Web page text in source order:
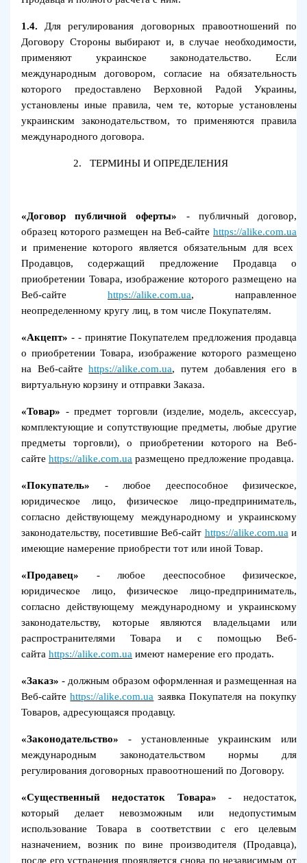
1.4. Для регулирования договорных правоотношений по
Договору Стороны выбирают и, в случае необходимости,
применяют украинское законодательство. Если
международным договором, согласие на обязательность
которого предоставлено Верховной Радой Украины,
установлены иные правила, чем те, которые установлены
украинским законодательством, то применяются правила
международного договора.
2. ТЕРМИНЫ И ОПРЕДЕЛЕНИЯ
«Договор публичной оферты» - публичный договор,
образец которого размещен на Веб-сайте https://alike.com.ua
и применение которого является обязательным для всех
Продавцов, содержащий предложение Продавца о
приобретении Товара, изображение которого размещено на
Веб-сайте https://alike.com.ua, направленное
неопределенному кругу лиц, в том числе Покупателям.
«Акцепт» - - принятие Покупателем предложения продавца
о приобретении Товара, изображение которого размещено
на Веб-сайтеhttps://alike.com.ua, путем добавления его в
виртуальную корзину и отправки Заказа.
«Товар» - предмет торговли (изделие, модель, аксессуар,
комплектующие и сопутствующие предметы, любые другие
предметы торговли), о приобретении которого на Веб-
сайте https://alike.com.ua размещено предложение продавца.
«Покупатель» - любое дееспособное физическое,
юридическое лицо, физическое лицо-предприниматель,
согласно действующему международному и украинскому
законодательству, посетившие Веб-сайт https://alike.com.ua и
имеющие намерение приобрести тот или иной Товар.
«Продавец» - любое дееспособное физическое,
юридическое лицо, физическое лицо-предприниматель,
согласно действующему международному и украинскому
законодательству, которые являются владельцами или
распространителями Товара и с помощью Веб-
сайта https://alike.com.ua имеют намерение его продать.
«Заказ» - должным образом оформленная и размещенная на
Веб-сайтеhttps://alike.com.ua заявка Покупателя на покупку
Товаров, адресующаяся продавцу.
«Законодательство» - установленные украинским или
международным законодательством нормы для
регулирования договорных правоотношений по Договору.
«Существенный недостаток Товара» - недостаток,
который делает невозможным или недопустимым
использование Товара в соответствии с его целевым
назначением, возник по вине производителя (Продавца),
после его устранения проявляется снова по независимым от